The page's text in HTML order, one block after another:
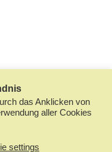
WordPress
das Anklicken von
aller Cookies
settings